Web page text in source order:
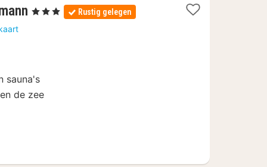
1
, 3 Sterren Rustig gelegen
sauna's
de zee